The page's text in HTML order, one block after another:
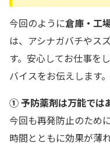
今回のように倉庫・工
は、アシナガバチやス
す。安心してお仕事を
バイスをお伝えします。
① 予防薬剤は万能では
今回も再発防止のため
時間とともに効果が薄